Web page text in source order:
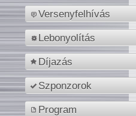
Versenyfelhívás
Lebonyolítás
Díjazás
Szponzorok
Program